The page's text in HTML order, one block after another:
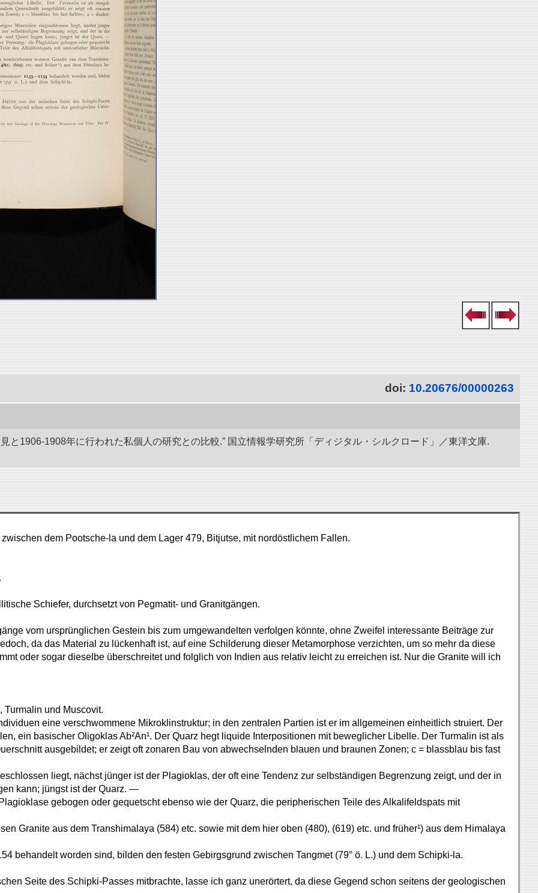
doi: 10.20676/00000263
と1906-1908年に行われた私個人の研究との比較.” 国立情報学研究所「ディジタル・シルクロード」／東洋文庫.
dem Pootsche-la und dem Lager 479, Bitjutse, mit nordöstlichem Fallen.
Schiefer, durchsetzt von Pegmatit- und Granitgängen.
vom ursprünglichen Gestein bis zum umgewandelten verfolgen könnte, ohne Zweifel interessante Beiträge zur
da das Material zu lückenhaft ist, auf eine Schilderung dieser Metamorphose verzichten, um so mehr da diese
oder sogar dieselbe überschreitet und folglich von Indien aus relativ leicht zu erreichen ist. Nur die Granite will ich
Turmalin und Muscovit.
eine verschwommene Mikroklinstruktur; in den zentralen Partien ist er im allgemeinen einheitlich struiert. Der
ein basischer Oligoklas Ab²An¹. Der Quarz hegt liquide Interpositionen mit beweglicher Libelle. Der Turmalin ist als
ausgebildet; er zeigt oft zonaren Bau von abwechselnden blauen und braunen Zonen; c = blassblau bis fast
liegt, nächst jünger ist der Plagioklas, der oft eine Tendenz zur selbständigen Begrenzung zeigt, und der in
kann; jüngst ist der Quarz. —
gebogen oder gequetscht ebenso wie der Quarz, die peripherischen Teile des Alkalifeldspats mit
Granite aus dem Transhimalaya (584) etc. sowie mit dem hier oben (480), (619) etc. und früher¹) aus dem Himalaya
behandelt worden sind, bilden den festen Gebirgsgrund zwischen Tangmet (79° ö. L.) und dem Schipki-la.
Seite des Schipki-Passes mitbrachte, lasse ich ganz unerörtert, da diese Gegend schon seitens der geologischen